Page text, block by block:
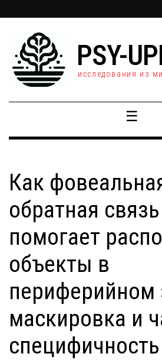
PSY-
исследования из
☰
Как
обратная связь
помогает
объекты в
периферийном
маскировка и
специфичность